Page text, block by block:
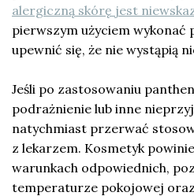
alergiczną skórę jest
pierwszym użyciem wykonać
upewnić się, że nie wystąpią
Jeśli po zastosowaniu
podrażnienie lub inne
natychmiast przerwać
z lekarzem. Kosmetyk
warunkach odpowiednich,
temperaturze pokojowej